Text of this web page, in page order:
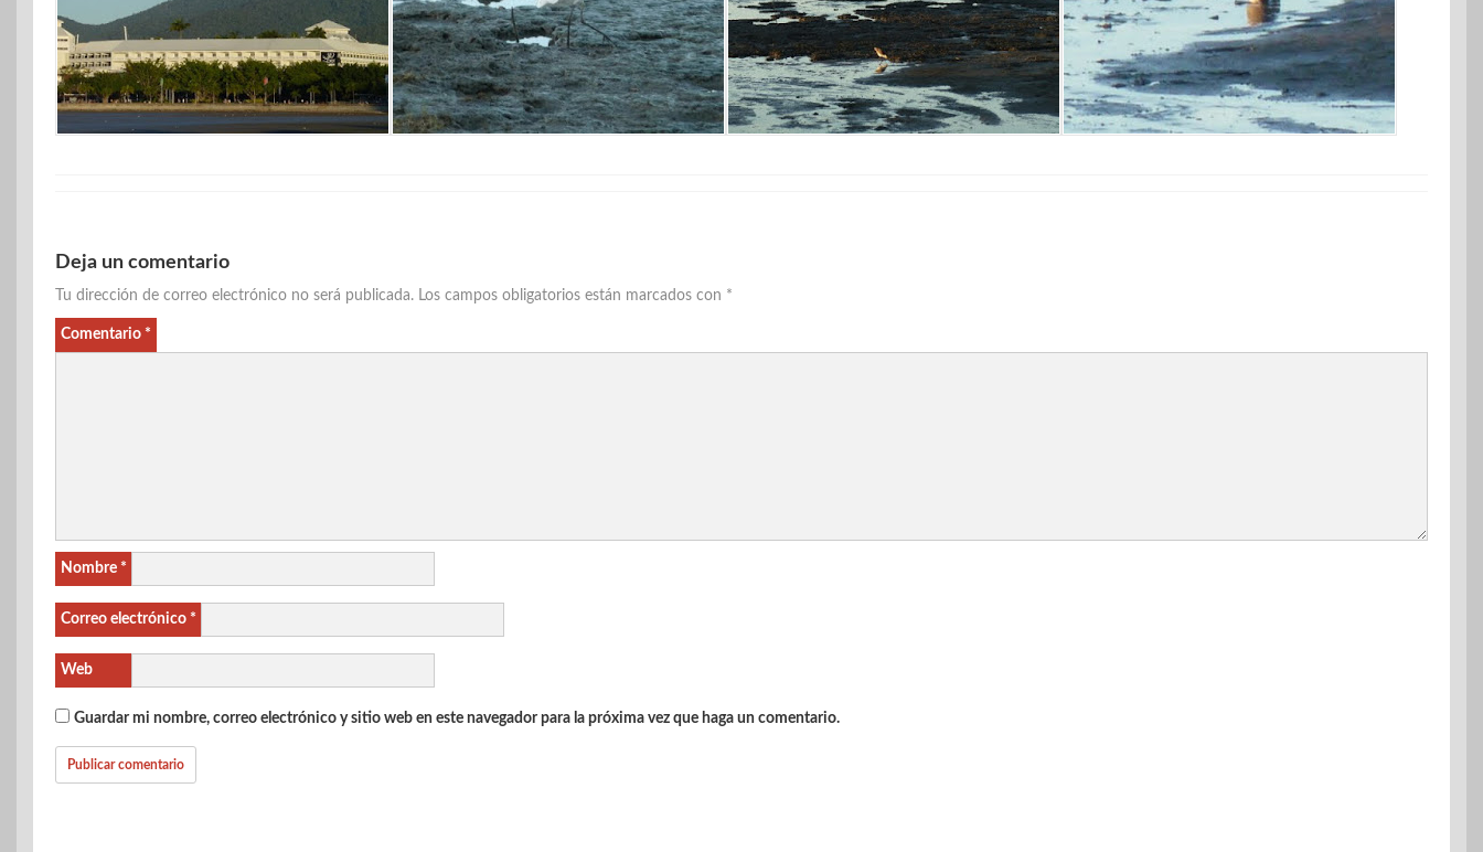
Deja un comentario
Tu dirección de correo electrónico no será publicada. Los campos obligatorios están marcados con *
Comentario *
Nombre *
Correo electrónico *
Web
Guardar mi nombre, correo electrónico y sitio web en este navegador para la próxima vez que haga un comentario.